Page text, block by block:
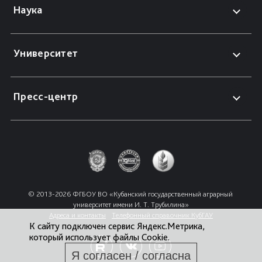
Наука
Университет
Пресс-центр
© 2013-2026 ФГБОУ ВО «Кубанский государственный аграрный
университет имени И. Т. Трубилина»
Адреса и контакты
Телефонный справочник КубГАУ
К сайту подключен сервис Яндекс.Метрика,
который использует файлы Cookie.
Я согласен / согласна